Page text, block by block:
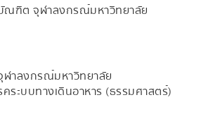
ณฑิต จุฬาลงกรณ์มหาวิทยาลัย
ฬาลงกรณ์มหาวิทยาลัย
คระบบทางเดินอาหาร (ธรรมศาสตร์)